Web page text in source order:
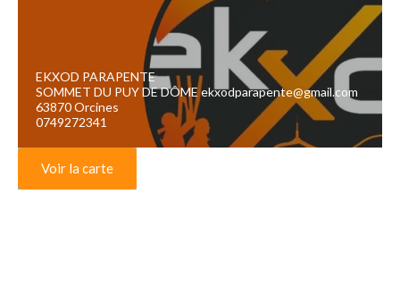
EKXOD PARAPENTE
SOMMET DU PUY DE DÔME ekxodparapente@gmail.com
63870 Orcines
0749272341
Voir la carte